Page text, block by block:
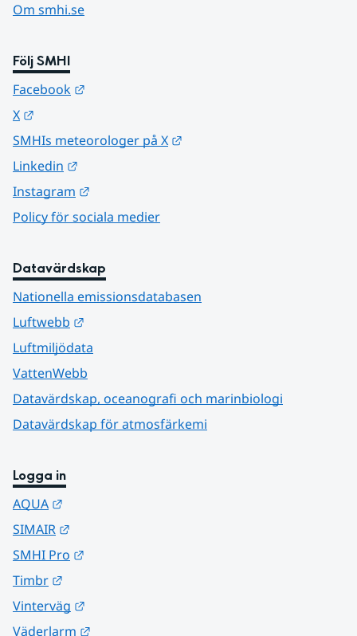
Om smhi.se
Följ SMHI
Facebook
X
SMHIs meteorologer på X
Linkedin
Instagram
Policy för sociala medier
Datavärdskap
Nationella emissionsdatabasen
Luftwebb
Luftmiljödata
VattenWebb
Datavärdskap, oceanografi och marinbiologi
Datavärdskap för atmosfärkemi
Logga in
AQUA
SIMAIR
SMHI Pro
Timbr
Vinterväg
Väderlarm